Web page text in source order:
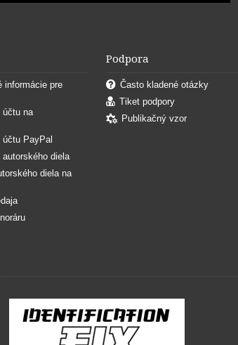
informácie pre
účtu na
PayPal
diela
diela na
Podpora
Často kladené otázky
Tiket podpory
Publikačný vzor